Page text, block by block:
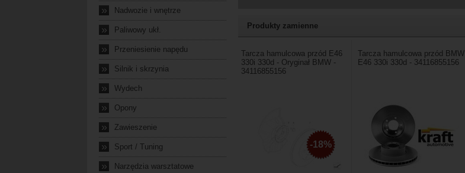
» Nadwozie i wnętrze
» Paliwowy ukł.
» Przeniesienie napędu
» Silnik i skrzynia
» Wydech
» Opony
» Zawieszenie
» Sport / Tuning
» Narzędzia warsztatowe
Produkty zamienne
Tarcza hamulcowa przód E46
330i 330d - Oryginał BMW -
34116855156
-18%
Tarcza hamulcowa przód BMW
E46 330i 330d - 34116855156